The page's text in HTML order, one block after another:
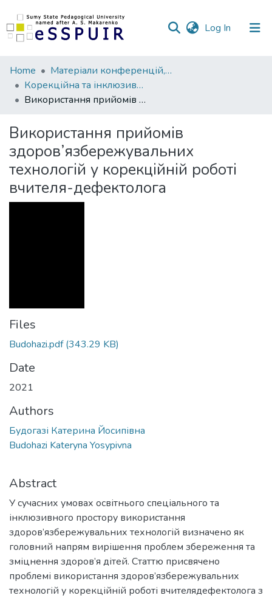
Log In (current)
Communities
&
Collections
Statistics
Home
Матеріали конференцій, семінарів, читань
Корекційна та інклюзивна освіта очима молодих учених
Використання прийомів здоров’язбережувальних технологій у корекційній роботі вчителя-дефектолога
Використання прийомів
здоров’язбережувальних
технологій у корекційній роботі
вчителя-дефектолога
Files
Budohazi.pdf(343.29 KB)
Date
2021
Authors
Будогазі Катерина Йосипівна
Budohazi Kateryna Yosypivna
Abstract
У сучасних умовах освітнього спеціального та
інклюзивного простору використання
здоров’язбережувальних технологій визначено як
головний напрям вирішення проблем збереження та
зміцнення здоров’я дітей. Статтю присвячено
проблемі використання здоров’язбережувальних
технологій у корекційній роботі вчителядефектолога з